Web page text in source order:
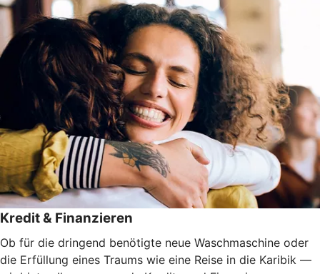
Kredit & Finanzieren
Ob für die dringend benötigte neue Waschmaschine oder
die Erfüllung eines Traums wie eine Reise in die Karibik —